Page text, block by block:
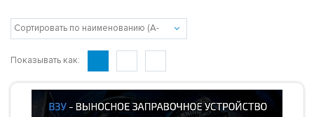
Показывать как: